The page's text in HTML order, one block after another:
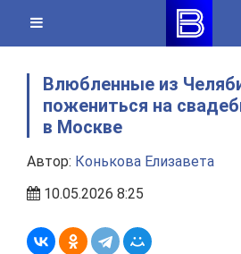
content
Влюбленные из
пожениться на
в Москве
Автор: Конькова Елизавета
10.05.2026 8:25